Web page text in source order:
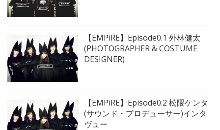
【EMPiRE】Episode0.1 外林健太
(PHOTOGRAPHER & COSTUME
DESIGNER)
【EMPiRE】Episode0.2 松隈ケンタ
(サウンド・プロデューサー)インタ
ヴュー